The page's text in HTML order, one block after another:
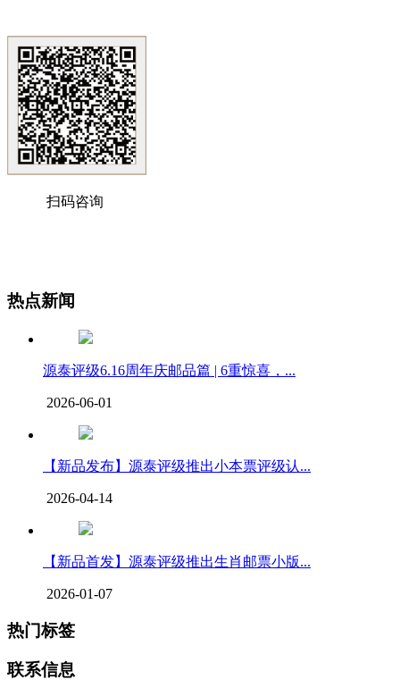
扫码咨询
热点新闻
源泰评级6.16周年庆邮品篇 | 6重惊喜，...
2026-06-01
【新品发布】源泰评级推出小本票评级认...
2026-04-14
【新品首发】源泰评级推出生肖邮票小版...
2026-01-07
热门标签
联系信息